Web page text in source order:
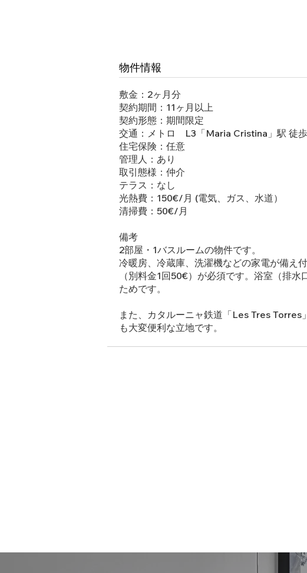
物件情報
敷金：2ヶ月分
契約期間：11ヶ月以上
契約形態：期間限定
交通：メトロ L3「Maria Cristina」駅 徒
住宅保険：任意
管理人：あり
取引態様：仲介
テラス：なし
光熱費：150€/月 (電気、ガス、水道）
清掃費：50€/月
備考
2部屋・1バスルームの物件です。
冷暖房、冷蔵庫、洗濯機などの家電が備え
（別料金1回50€）が必須です。浴室（排
ためです。
また、カタルーニャ鉄道「Les Tres
も大変便利な立地です。